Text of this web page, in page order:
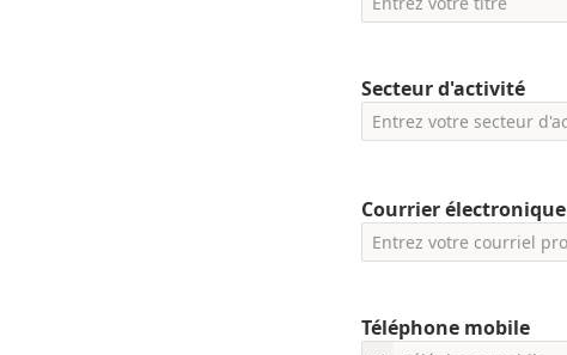
Secteur d'activité
Courrier électronique
Téléphone mobile